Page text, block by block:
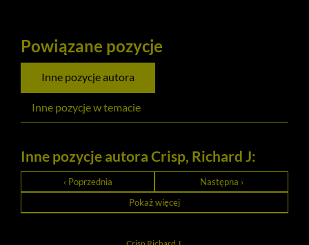
Powiązane pozycje
Inne pozycje autora
Inne pozycje w temacie
Inne pozycje autora Crisp, Richard J:
‹ Poprzednia
Następna ›
Pokaż więcej